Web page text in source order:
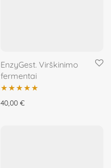
EnzyGest. Virškinimo
fermentai
Įvertinimas:
40,00 €